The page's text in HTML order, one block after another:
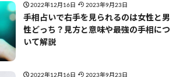
2022年12月16日 2023年9月23日
手相占いで右手を見られるのは女性と男
性どっち？見方と意味や最強の手相につ
いて解説
2022年12月16日 2023年9月23日